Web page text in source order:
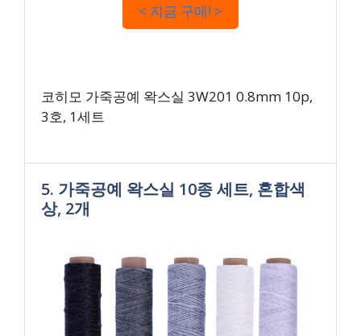
< 지금 구매! >
코히모 가죽공예 왁스실 3W201 0.8mm 10p,
3호, 1세트
5. 가죽공예 왁스실 10종 세트, 혼합색
상, 2개